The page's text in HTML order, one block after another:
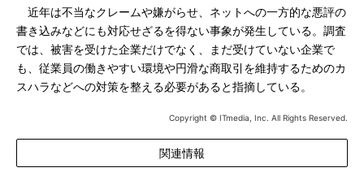
近年は不当なクレームや嫌がらせ、ネットへの一方的な悪評の
書き込みなどにも対応せざるを得ない事象が発生している。調査
では、被害を受けた企業だけでなく、まだ受けていない企業で
も、従業員の働きやすい環境や円滑な商取引を維持するためのカ
スハラなどへの対策を整える必要があると指摘している。
Copyright © ITmedia, Inc. All Rights Reserved.
関連情報